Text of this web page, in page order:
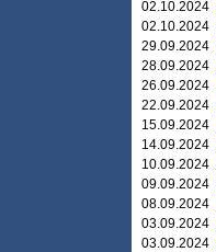
02.10.2024
02.10.2024
29.09.2024
28.09.2024
26.09.2024
22.09.2024
15.09.2024
14.09.2024
10.09.2024
09.09.2024
08.09.2024
03.09.2024
03.09.2024